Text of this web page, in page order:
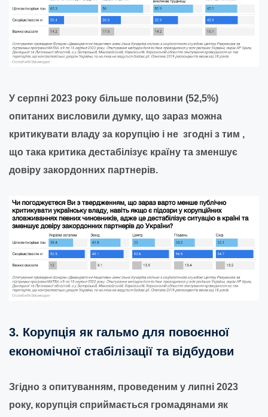
У серпні 2023 року більше половини (52,5%)
опитаних висловили думку, що зараз можна
критикувати владу за корупцію і не згодні з тим ,
що така критика дестабілізує країну та зменшує
довіру закордонних партнерів.
3. Корупція як гальмо для повоєнної
економічної стабілізації та відбудови
Згідно з опитуванням, проведеним у липні 2023
року, корупція сприймається громадянами як